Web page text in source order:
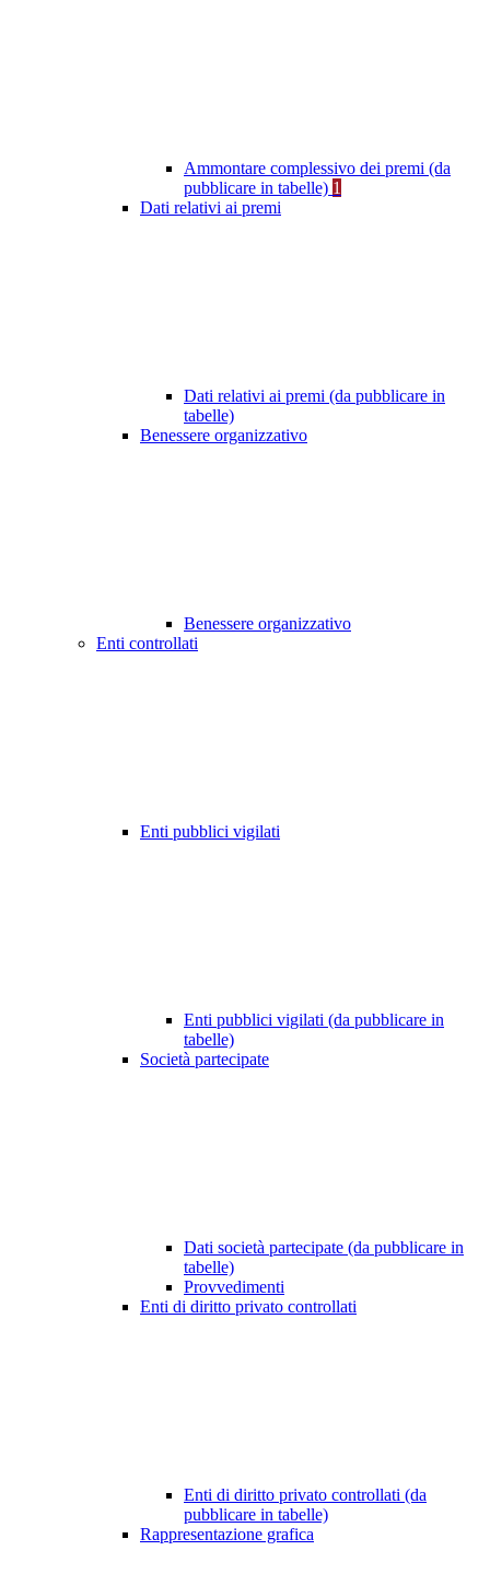
Ammontare complessivo dei premi (da
pubblicare in tabelle) 1
Dati relativi ai premi
Dati relativi ai premi (da pubblicare in
tabelle)
Benessere organizzativo
Benessere organizzativo
Enti controllati
Enti pubblici vigilati
Enti pubblici vigilati (da pubblicare in
tabelle)
Società partecipate
Dati società partecipate (da pubblicare in
tabelle)
Provvedimenti
Enti di diritto privato controllati
Enti di diritto privato controllati (da
pubblicare in tabelle)
Rappresentazione grafica